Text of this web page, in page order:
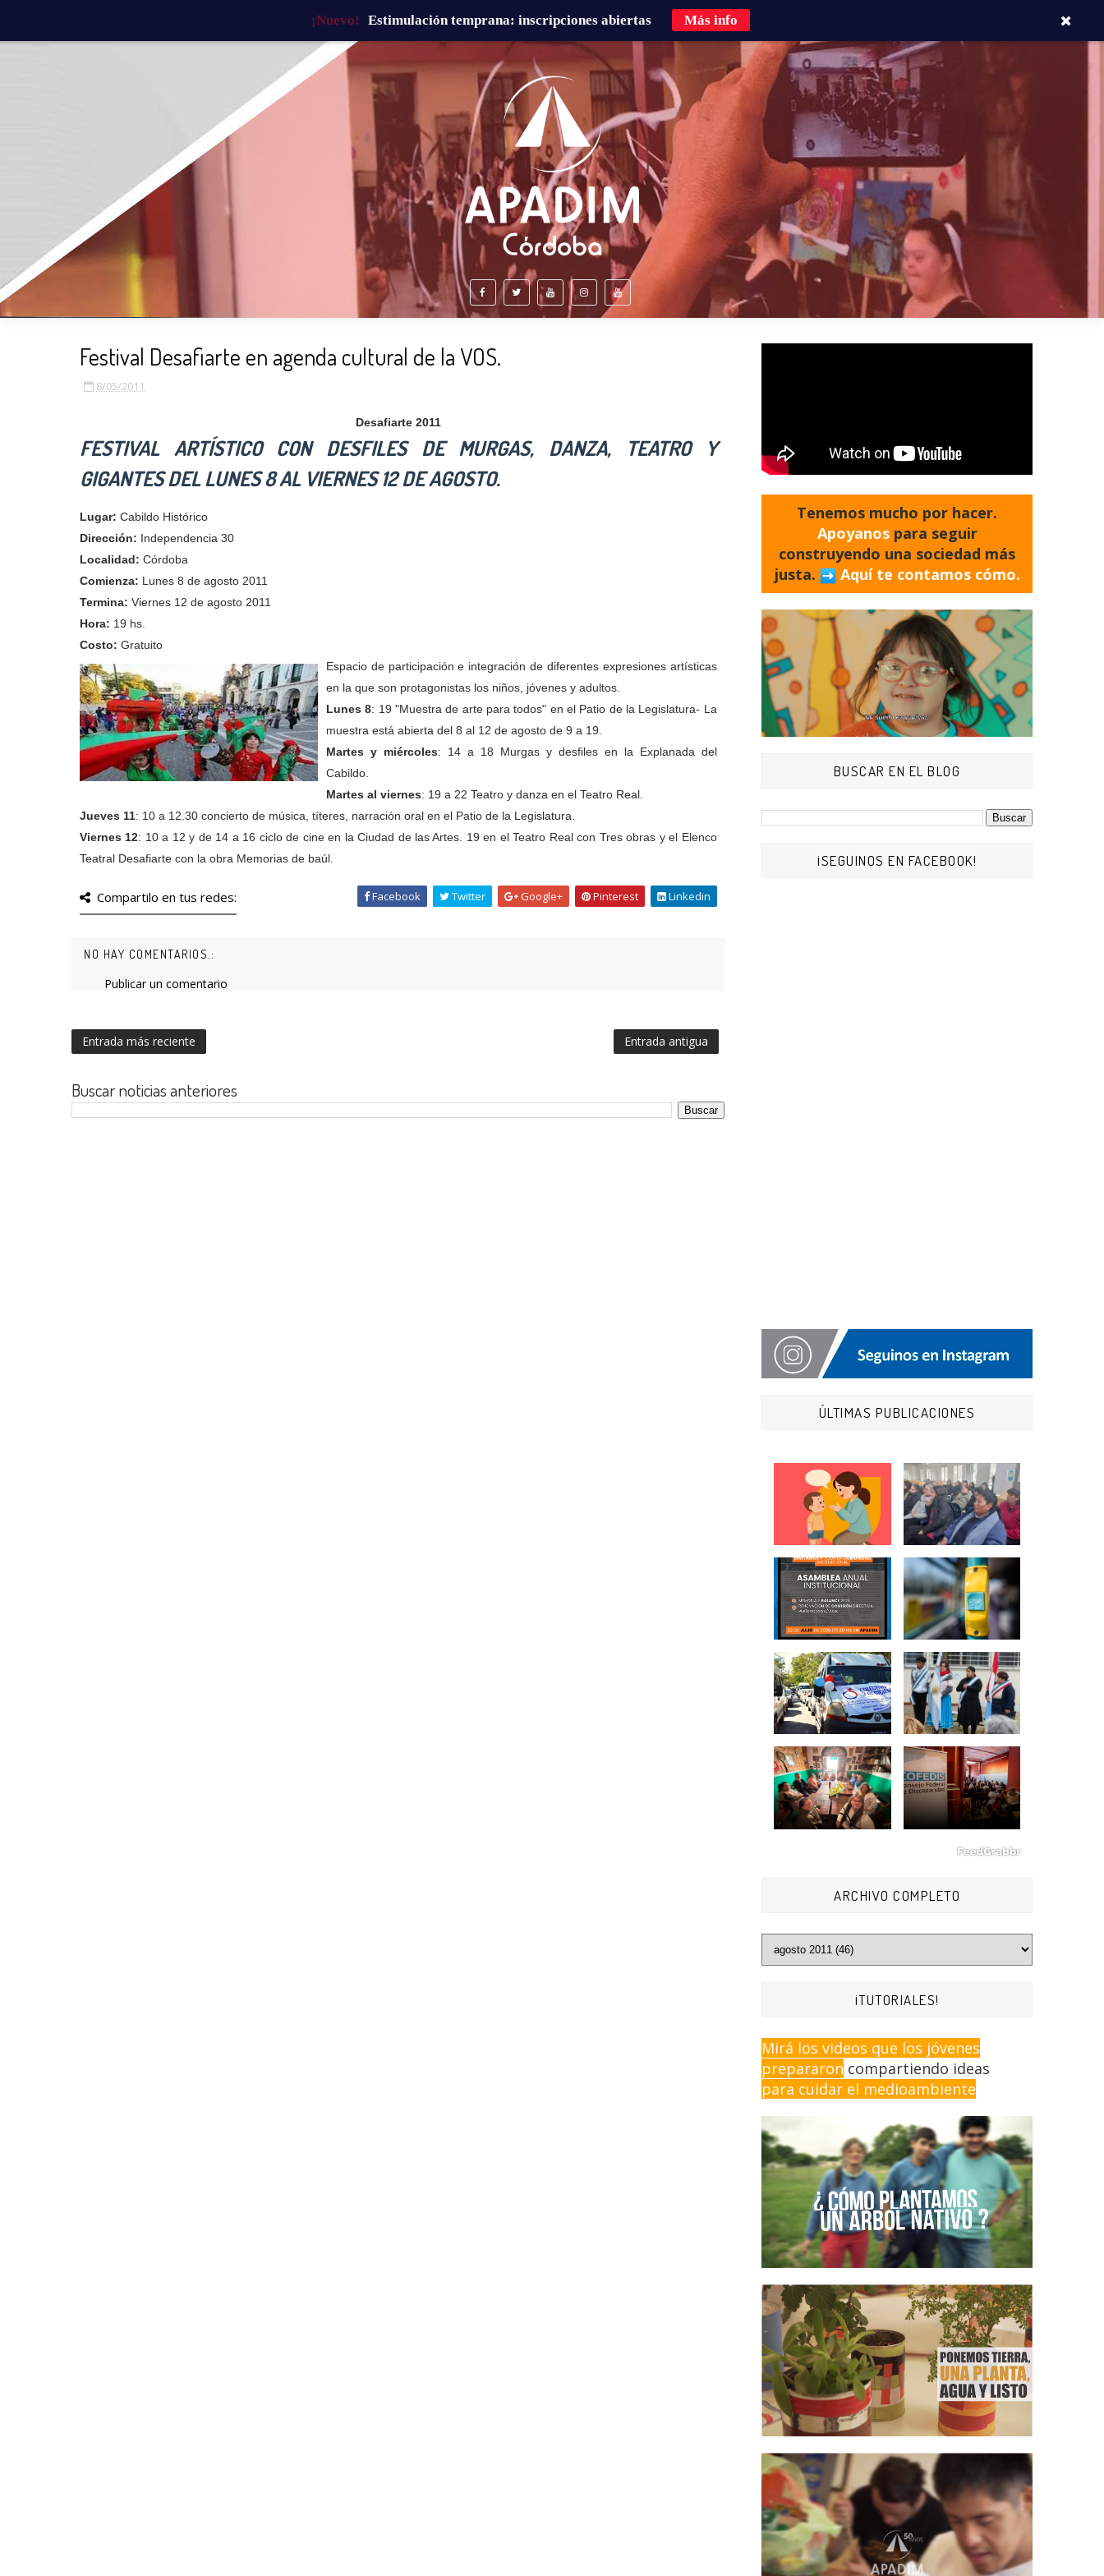
¡Nuevo! Estimulación temprana: inscripciones abiertas Más info
¿QUÉ HACEMOS? FAMILIAS CURSOS DE FORMACIÓN
Festival Desafiarte en agenda cultural de la VOS.
8/05/2011
Desafiarte 2011
FESTIVAL ARTÍSTICO CON DESFILES DE MURGAS, DANZA, TEATRO Y
GIGANTES DEL LUNES 8 AL VIERNES 12 DE AGOSTO.
Lugar: Cabildo Histórico
Dirección: Independencia 30
Localidad: Córdoba
Comienza: Lunes 8 de agosto 2011
Termina: Viernes 12 de agosto 2011
Hora: 19 hs.
Costo: Gratuito
Espacio de participación e integración de diferentes expresiones artísticas
en la que son protagonistas los niños, jóvenes y adultos.
Lunes 8: 19 "Muestra de arte para todos" en el Patio de la Legislatura- La
muestra está abierta del 8 al 12 de agosto de 9 a 19.
Martes y miércoles: 14 a 18 Murgas y desfiles en la Explanada del
Cabildo.
Martes al viernes: 19 a 22 Teatro y danza en el Teatro Real.
Jueves 11: 10 a 12.30 concierto de música, títeres, narración oral en el Patio de la Legislatura.
Viernes 12: 10 a 12 y de 14 a 16 ciclo de cine en la Ciudad de las Artes. 19 en el Teatro Real con Tres obras y el Elenco
Teatral Desafiarte con la obra Memorias de baúl.
Compartilo en tus redes: Facebook Twitter Google+ Pinterest Linkedin
NO HAY COMENTARIOS.:
Publicar un comentario
Entrada más reciente Entrada antigua
Buscar noticias anteriores
Tenemos mucho por hacer.
Apoyanos para seguir
construyendo una sociedad más
justa.
Aquí te contamos cómo.
BUSCAR EN EL BLOG
¡SEGUINOS EN FACEBOOK!
ÚLTIMAS PUBLICACIONES
ARCHIVO COMPLETO
¡TUTORIALES!
Mirá los videos que los jóvenes
prepararon compartiendo ideas
para cuidar el medioambiente